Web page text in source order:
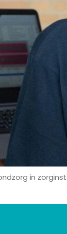
in